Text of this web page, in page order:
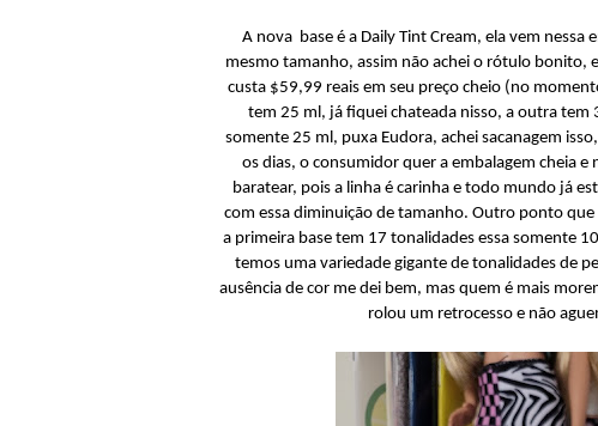
A nova base é a Daily Tint Cream, ela vem nessa
mesmo tamanho, assim não achei o rótulo bonito,
custa $59,99 reais em seu preço cheio (no
tem 25 ml, já fiquei chateada nisso, a outra tem
somente 25 ml, puxa Eudora, achei sacanagem
os dias, o consumidor quer a embalagem cheia
baratear, pois a linha é carinha e todo mundo já
com essa diminuição de tamanho. Outro ponto
a primeira base tem 17 tonalidades essa somente
temos uma variedade gigante de tonalidades de
ausência de cor me dei bem, mas quem é mais
rolou um retrocesso e não